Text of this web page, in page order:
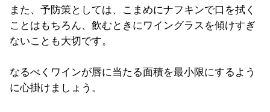
また、予防策としては、こまめにナフキンで口を拭く
ことはもちろん、飲むときにワイングラスを傾けすぎ
ないことも大切です。
なるべくワインが唇に当たる面積を最小限にするよう
に心掛けましょう。